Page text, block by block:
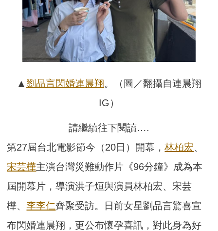
▲ 劉品言閃婚連晨翔。（圖／翻攝自連晨翔
IG）
請繼續往下閱讀….
第27屆台北電影節今（20日）開幕，林柏宏、
宋芸樺主演台灣災難動作片《96分鐘》成為本
屆開幕片，導演洪子烜與演員林柏宏、宋芸
樺、李李仁齊聚受訪。日前女星劉品言驚喜宣
布閃婚連晨翔，更公布懷孕喜訊，對此身為好